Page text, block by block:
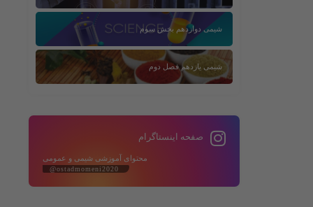
شیمی دوازدهم بخش سوم
شیمی یازدهم فصل دوم
صفحه اینستاگرام
محتوای آموزشی شیمی و عمومی
@ostadmomeni2020